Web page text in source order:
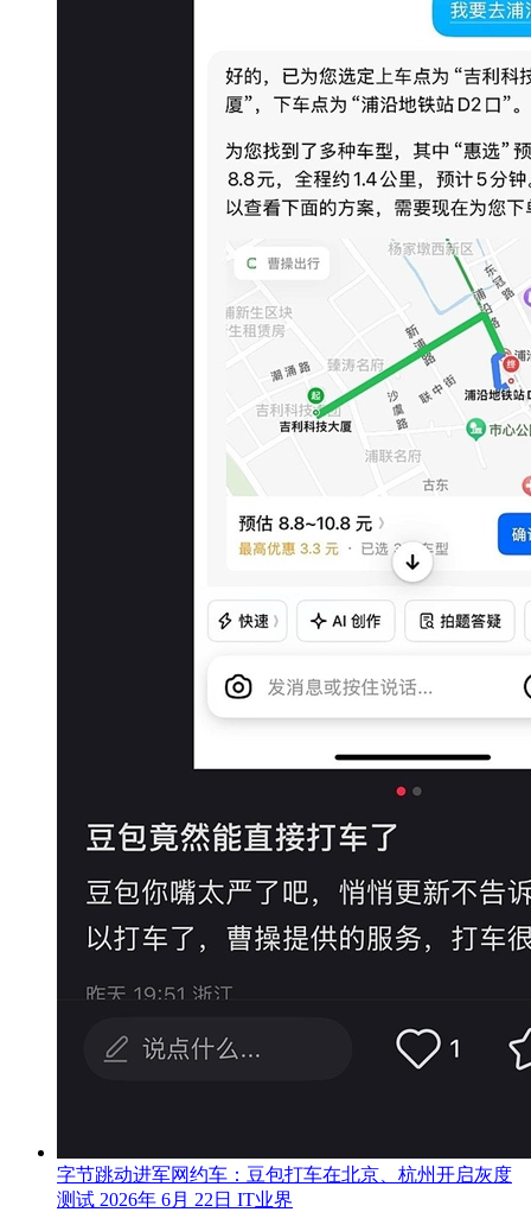
字节跳动进军网约车：豆包打车在北京、杭州开启灰度
测试 2026年 6月 22日 IT业界